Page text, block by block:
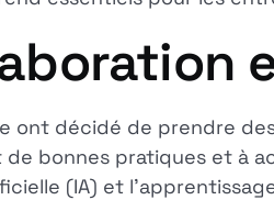
ont décidé de prendre
bonnes pratiques et à
(IA) et